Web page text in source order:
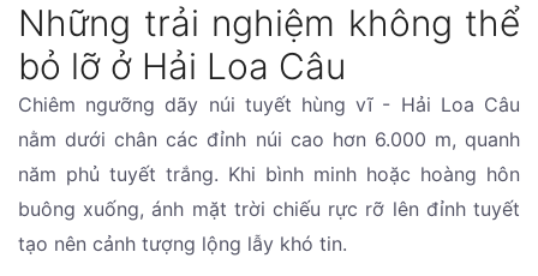
Những trải nghiệm không thể
bỏ lỡ ở Hải Loa Câu
Chiêm ngưỡng dãy núi tuyết hùng vĩ - Hải Loa Câu
nằm dưới chân các đỉnh núi cao hơn 6.000 m, quanh
năm phủ tuyết trắng. Khi bình minh hoặc hoàng hôn
buông xuống, ánh mặt trời chiếu rực rỡ lên đỉnh tuyết
tạo nên cảnh tượng lộng lẫy khó tin.